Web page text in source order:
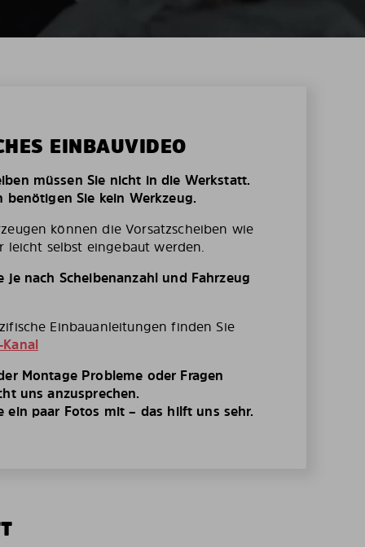
EINBAUVIDEO
müssen Sie nicht in die Werkstatt.
benötigen Sie kein Werkzeug.
können die Vorsatzscheiben wie
leicht selbst eingebaut werden.
je nach Scheibenanzahl und Fahrzeug
Einbauanleitungen finden Sie
Kanal
Montage Probleme oder Fragen
uns anzusprechen.
ein paar Fotos mit – das hilft uns sehr.